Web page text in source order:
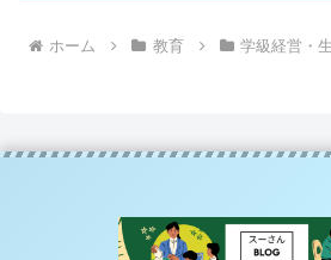
ホーム 教育 学級経営・